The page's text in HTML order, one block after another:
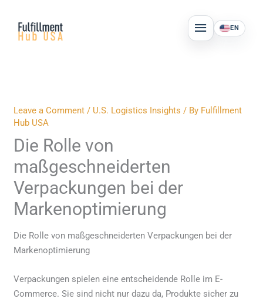
content
MAIN
MENU
EN
Leave a Comment / U.S. Logistics Insights / By Fulfillment
Hub USA
Die Rolle von
maßgeschneiderten
Verpackungen bei der
Markenoptimierung
Die Rolle von maßgeschneiderten Verpackungen bei der
Markenoptimierung
Verpackungen spielen eine entscheidende Rolle im E-
Commerce. Sie sind nicht nur dazu da, Produkte sicher zu